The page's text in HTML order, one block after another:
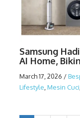
Samsung
AI Home,
March 17, 2026 /
Lifestyle Mesin Cuci